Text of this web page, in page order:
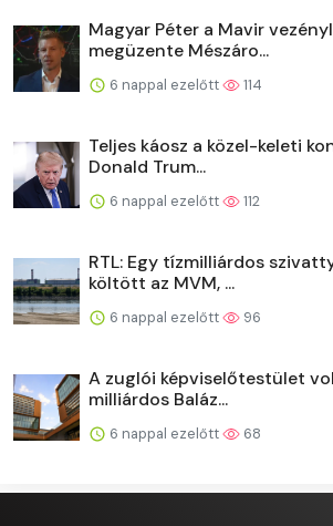
Magyar Péter a Mavir
megüzente Mészáro...
6 nappal ezelőtt 114
Teljes káosz a közel-keleti
Donald Trum...
6 nappal ezelőtt 112
RTL: Egy tízmilliárdos
költött az MVM, ...
6 nappal ezelőtt 96
A zuglói képviselőtestület
milliárdos Baláz...
6 nappal ezelőtt 68